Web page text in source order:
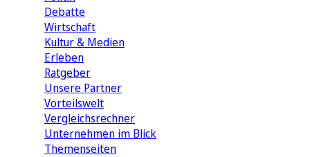
Debatte
Wirtschaft
Kultur & Medien
Erleben
Ratgeber
Unsere Partner
Vorteilswelt
Vergleichsrechner
Unternehmen im Blick
Themenseiten